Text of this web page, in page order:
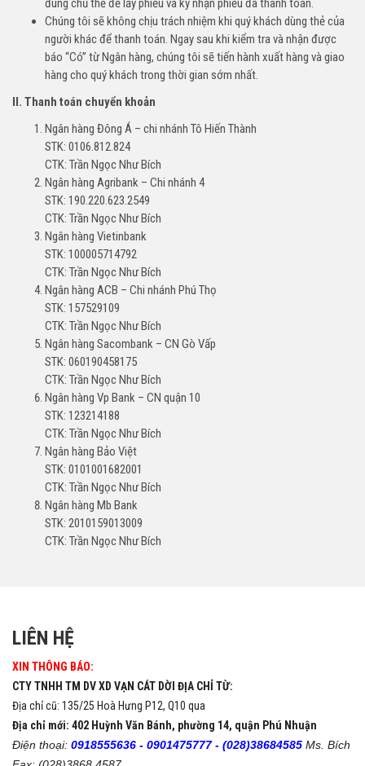
đúng chủ thẻ để lấy phiếu và ký nhận phiếu đã thanh toán.
Chúng tôi sẽ không chịu trách nhiệm khi quý khách dùng thẻ của
người khác để thanh toán. Ngay sau khi kiểm tra và nhận được
báo “Có” từ Ngân hàng, chúng tôi sẽ tiến hành xuất hàng và giao
hàng cho quý khách trong thời gian sớm nhất.
II. Thanh toán chuyển khoản
Ngân hàng Đông Á – chi nhánh Tô Hiến Thành
STK: 0106.812.824
CTK: Trần Ngọc Như Bích
Ngân hàng Agribank – Chi nhánh 4
STK: 190.220.623.2549
CTK: Trần Ngọc Như Bích
Ngân hàng Vietinbank
STK: 100005714792
CTK: Trần Ngọc Như Bích
Ngân hàng ACB – Chi nhánh Phú Thọ
STK: 157529109
CTK: Trần Ngọc Như Bích
Ngân hàng Sacombank – CN Gò Vấp
STK: 060190458175
CTK: Trần Ngọc Như Bích
Ngân hàng Vp Bank – CN quận 10
STK: 123214188
CTK: Trần Ngọc Như Bích
Ngân hàng Bảo Việt
STK: 0101001682001
CTK: Trần Ngọc Như Bích
Ngân hàng Mb Bank
STK: 2010159013009
CTK: Trần Ngọc Như Bích
LIÊN HỆ
XIN THÔNG BÁO:
CTY TNHH TM DV XD VẠN CÁT DỜI ĐỊA CHỈ TỪ:
Địa chỉ cũ: 135/25 Hoà Hưng P12, Q10 qua
Địa chỉ mới: 402 Huỳnh Văn Bánh, phường 14, quận Phú Nhuận
Điện thoại: 0918555636 - 0901475777 - (028)38684585 Ms. Bích